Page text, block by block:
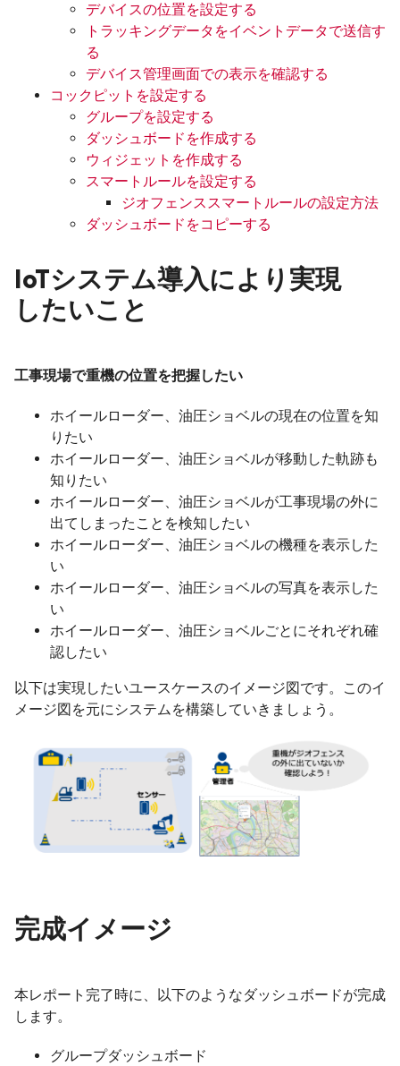
デバイスの位置を設定する
トラッキングデータをイベントデータで送信す
る
デバイス管理画面での表示を確認する
コックピットを設定する
グループを設定する
ダッシュボードを作成する
ウィジェットを作成する
スマートルールを設定する
ジオフェンススマートルールの設定方法
ダッシュボードをコピーする
IoTシステム導入により実現
したいこと
工事現場で重機の位置を把握したい
ホイールローダー、油圧ショベルの現在の位置を知
りたい
ホイールローダー、油圧ショベルが移動した軌跡も
知りたい
ホイールローダー、油圧ショベルが工事現場の外に
出てしまったことを検知したい
ホイールローダー、油圧ショベルの機種を表示した
い
ホイールローダー、油圧ショベルの写真を表示した
い
ホイールローダー、油圧ショベルごとにそれぞれ確
認したい
以下は実現したいユースケースのイメージ図です。このイ
メージ図を元にシステムを構築していきましょう。
完成イメージ
本レポート完了時に、以下のようなダッシュボードが完成
します。
グループダッシュボード